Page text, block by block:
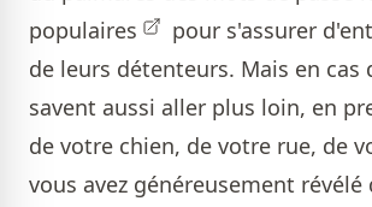
populaires
pour s'assurer
de leurs détenteurs. Mais en cas
savent aussi aller plus loin, en
de votre chien, de votre rue, de
vous avez généreusement révélé